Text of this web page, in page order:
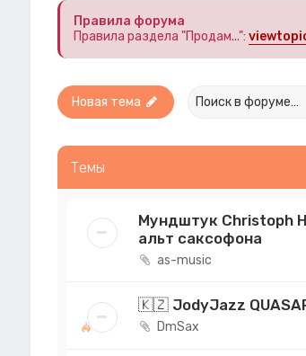
Правила форума
Правила раздела "Продам...":
Новая тема
Темы
Мундштук Christoph
альт саксофона
as-music
🇰🇿 JodyJazz
DmSax